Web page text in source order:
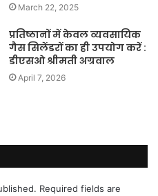
March 22, 2025
प्रतिष्ठानों में केवल व्यवसायिक
गैस सिलेंडरों का ही उपयोग करें :
डीएसओ श्रीमती अग्रवाल
April 7, 2026
Required fields are